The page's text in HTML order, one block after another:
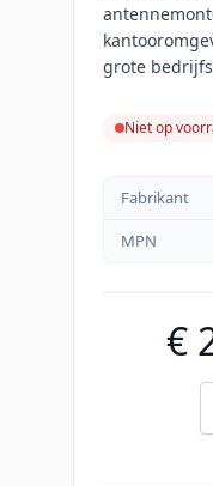
grote
Niet op
Fabrikant
MPN
€